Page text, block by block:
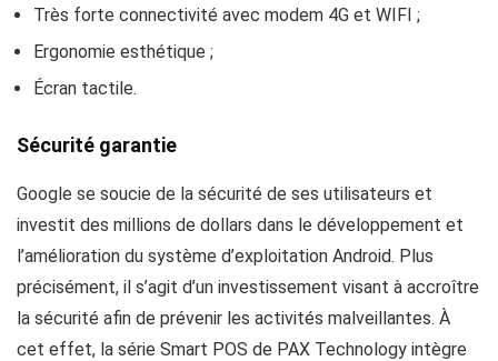
Très forte connectivité avec modem 4G et WIFI ;
Ergonomie esthétique ;
Écran tactile.
Sécurité garantie
Google se soucie de la sécurité de ses utilisateurs et
investit des millions de dollars dans le développement et
l’amélioration du système d’exploitation Android. Plus
précisément, il s’agit d’un investissement visant à accroître
la sécurité afin de prévenir les activités malveillantes. À
cet effet, la série Smart POS de PAX Technology intègre